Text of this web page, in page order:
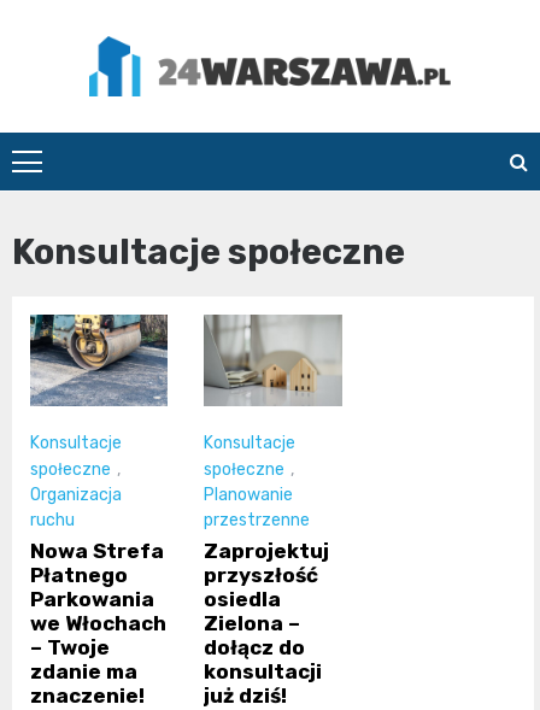
24Warszawa.pl
Konsultacje społeczne
Konsultacje
społeczne ,
Organizacja
ruchu
Nowa Strefa
Płatnego
Parkowania
we Włochach
– Twoje
zdanie ma
znaczenie!
Konsultacje
społeczne ,
Planowanie
przestrzenne
Zaprojektuj
przyszłość
osiedla
Zielona –
dołącz do
konsultacji
już dziś!